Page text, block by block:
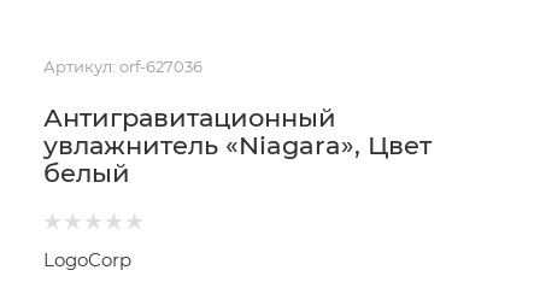
Артикул: orf-627036
Антигравитационный
увлажнитель «Niagara», Цвет
белый
LogoCorp